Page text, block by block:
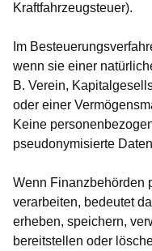
Kraftfahrzeugsteuer).
Im
wenn sie einer
B. Verein,
oder einer
Keine
pseudonymisierte
Wenn Finanzbehörden
verarbeiten, bedeutet
erheben, speichern,
bereitstellen oder